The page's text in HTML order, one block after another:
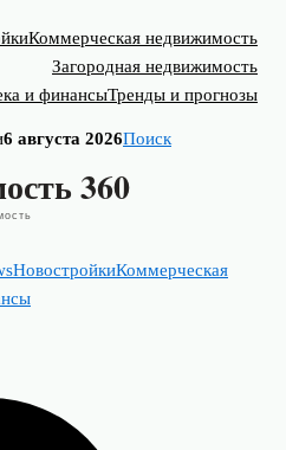
Коммерческая недвижимость
Загородная недвижимость
и финансыТренды и прогнозы
6 августа 2026Поиск
НовостройкиКоммерческая